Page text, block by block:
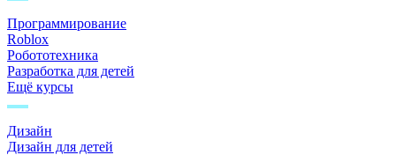
Программирование
Roblox
Робототехника
Разработка для детей
Ещё курсы
Дизайн
Дизайн для детей